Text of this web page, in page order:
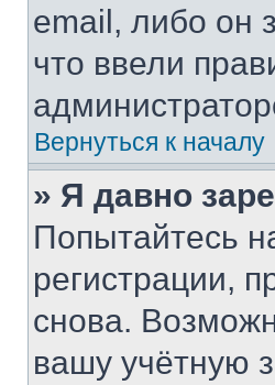
email, либо он
что ввели
Вернуться к началу
» Я давно
Попытайтесь
регистрации,
снова.
вашу учётную